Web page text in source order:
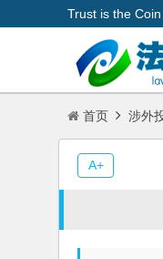
Trust is the
首页 涉外
A+